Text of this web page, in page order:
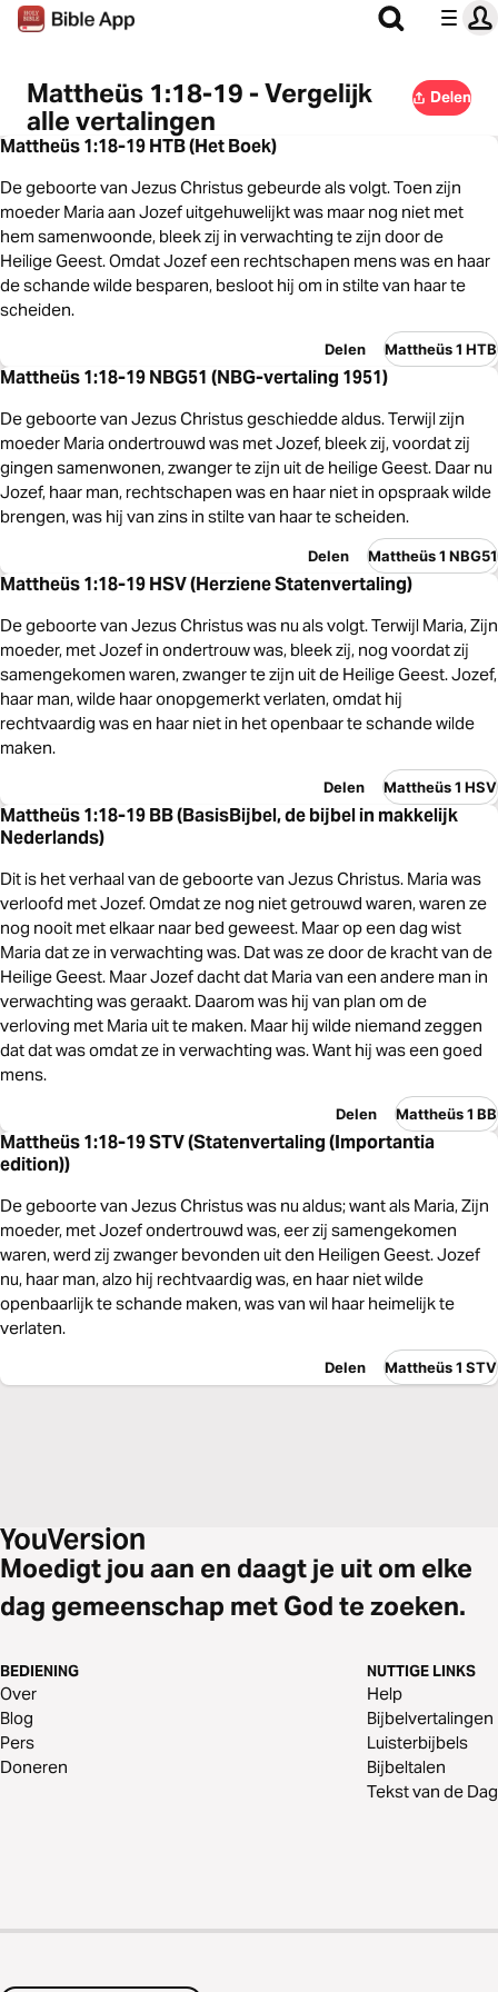
Mattheüs 1:18-19 - Vergelijk
alle vertalingen
Delen
Mattheüs 1:18-19 HTB (Het Boek)
De geboorte van Jezus Christus gebeurde als volgt. Toen zijn
moeder Maria aan Jozef uitgehuwelijkt was maar nog niet met
hem samenwoonde, bleek zij in verwachting te zijn door de
Heilige Geest. Omdat Jozef een rechtschapen mens was en haar
de schande wilde besparen, besloot hij om in stilte van haar te
scheiden.
Delen Mattheüs 1 HTB
Mattheüs 1:18-19 NBG51 (NBG-vertaling 1951)
De geboorte van Jezus Christus geschiedde aldus. Terwijl zijn
moeder Maria ondertrouwd was met Jozef, bleek zij, voordat zij
gingen samenwonen, zwanger te zijn uit de heilige Geest. Daar nu
Jozef, haar man, rechtschapen was en haar niet in opspraak wilde
brengen, was hij van zins in stilte van haar te scheiden.
Delen Mattheüs 1 NBG51
Mattheüs 1:18-19 HSV (Herziene Statenvertaling)
De geboorte van Jezus Christus was nu als volgt. Terwijl Maria, Zijn
moeder, met Jozef in ondertrouw was, bleek zij, nog voordat zij
samengekomen waren, zwanger te zijn uit de Heilige Geest. Jozef,
haar man, wilde haar onopgemerkt verlaten, omdat hij
rechtvaardig was en haar niet in het openbaar te schande wilde
maken.
Delen Mattheüs 1 HSV
Mattheüs 1:18-19 BB (BasisBijbel, de bijbel in makkelijk
Nederlands)
Dit is het verhaal van de geboorte van Jezus Christus. Maria was
verloofd met Jozef. Omdat ze nog niet getrouwd waren, waren ze
nog nooit met elkaar naar bed geweest. Maar op een dag wist
Maria dat ze in verwachting was. Dat was ze door de kracht van de
Heilige Geest. Maar Jozef dacht dat Maria van een andere man in
verwachting was geraakt. Daarom was hij van plan om de
verloving met Maria uit te maken. Maar hij wilde niemand zeggen
dat dat was omdat ze in verwachting was. Want hij was een goed
mens.
Delen Mattheüs 1 BB
Mattheüs 1:18-19 STV (Statenvertaling (Importantia
edition))
De geboorte van Jezus Christus was nu aldus; want als Maria, Zijn
moeder, met Jozef ondertrouwd was, eer zij samengekomen
waren, werd zij zwanger bevonden uit den Heiligen Geest. Jozef
nu, haar man, alzo hij rechtvaardig was, en haar niet wilde
openbaarlijk te schande maken, was van wil haar heimelijk te
verlaten.
Delen Mattheüs 1 STV
Moedigt jou aan en daagt je uit om elke
dag gemeenschap met God te zoeken.
BEDIENING
Over
Blog
Pers
Doneren
NUTTIGE LINKS
Help
Bijbelvertalingen
Luisterbijbels
Bijbeltalen
Tekst van de Dag